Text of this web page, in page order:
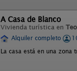
A Casa de Blanco
Vivienda turística en Teo
Alquiler completo
La casa está en una zona